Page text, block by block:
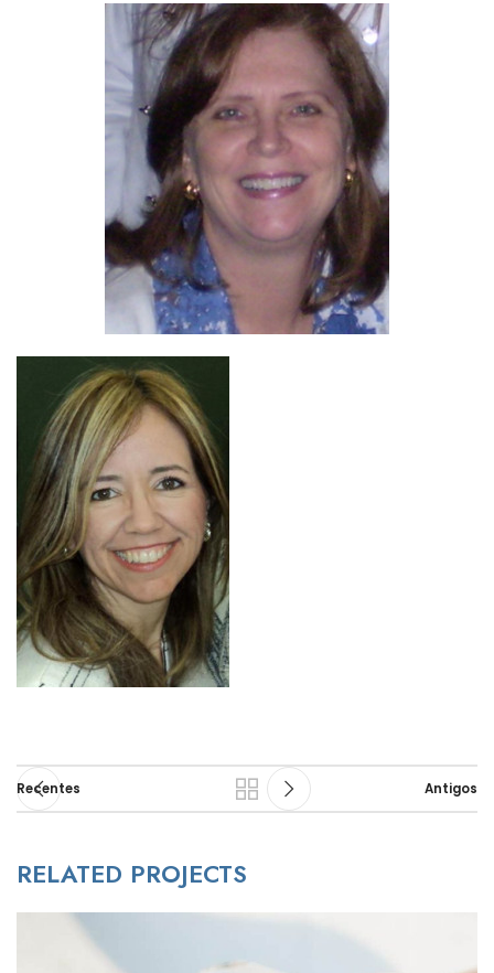
Recentes Antigos
RELATED PROJECTS